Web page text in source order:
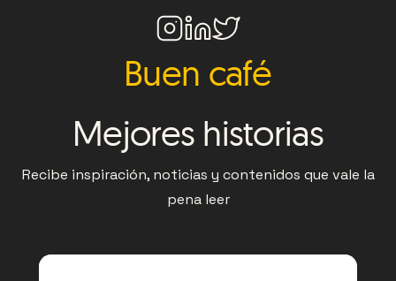
Buen café
Mejores historias
Recibe inspiración, noticias y contenidos que vale la
pena leer